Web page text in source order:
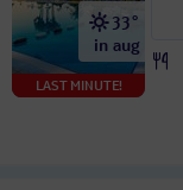
LAST MINUTE!
33°
in aug